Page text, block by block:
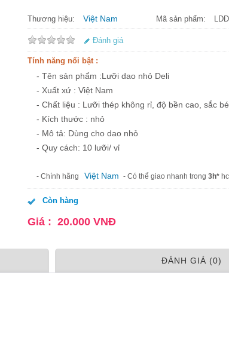
Thương hiệu: Việt Nam Mã sản phẩm:
Đánh giá
Tính năng nổi bật :
- Tên sản phẩm :Lưỡi dao nhỏ Deli
- Xuất xứ : Việt Nam
- Chất liệu : Lưỡi thép không rỉ, độ bền cao, sắc
- Kích thước : nhỏ
- Mô tả: Dùng cho dao nhỏ
- Quy cách: 10 lưỡi/ vỉ
- Chính hãng Việt Nam - Có thể giao nhanh trong 3h*
Còn hàng
Giá : 20.000 VNĐ
ÐÁNH GIÁ (0)